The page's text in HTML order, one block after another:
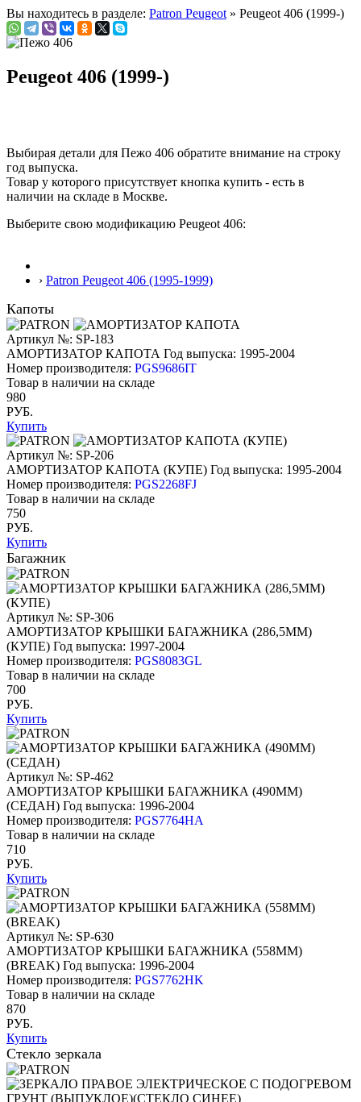
Вы находитесь в разделе: Patron Peugeot » Peugeot 406 (1999-)
Peugeot 406 (1999-)
Выбирая детали для Пежо 406 обратите внимание на строку
год выпуска.
Товар у которого присутствует кнопка купить - есть в
наличии на складе в Москве.
Выберите свою модификацию Peugeot 406:
› Patron Peugeot 406 (1995-1999)
Капоты
Артикул №: SP-183
АМОРТИЗАТОР КАПОТА Год выпуска: 1995-2004
Номер производителя: PGS9686IT
Товар в наличии на складе
980
РУБ.
Купить
Артикул №: SP-206
АМОРТИЗАТОР КАПОТА (КУПЕ) Год выпуска: 1995-2004
Номер производителя: PGS2268FJ
Товар в наличии на складе
750
РУБ.
Купить
Багажник
Артикул №: SP-306
АМОРТИЗАТОР КРЫШКИ БАГАЖНИКА (286,5ММ)
(КУПЕ) Год выпуска: 1997-2004
Номер производителя: PGS8083GL
Товар в наличии на складе
700
РУБ.
Купить
Артикул №: SP-462
АМОРТИЗАТОР КРЫШКИ БАГАЖНИКА (490ММ)
(СЕДАН) Год выпуска: 1996-2004
Номер производителя: PGS7764HA
Товар в наличии на складе
710
РУБ.
Купить
Артикул №: SP-630
АМОРТИЗАТОР КРЫШКИ БАГАЖНИКА (558ММ)
(BREAK) Год выпуска: 1996-2004
Номер производителя: PGS7762HK
Товар в наличии на складе
870
РУБ.
Купить
Стекло зеркала